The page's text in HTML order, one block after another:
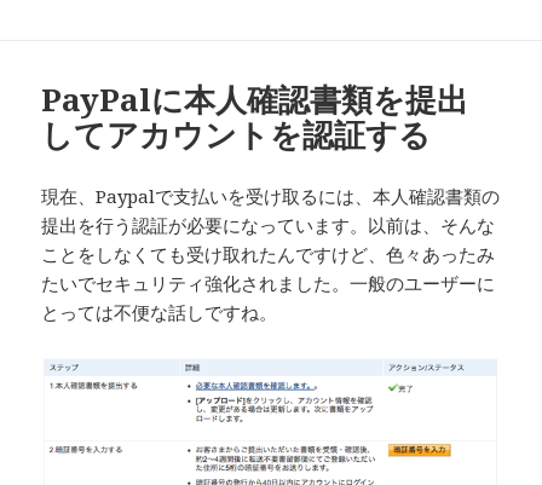
PayPalに本人確認書類を提出
してアカウントを認証する
現在、Paypalで支払いを受け取るには、本人確認書類の
提出を行う認証が必要になっています。以前は、そんな
ことをしなくても受け取れたんですけど、色々あったみ
たいでセキュリティ強化されました。一般のユーザーに
とっては不便な話しですね。